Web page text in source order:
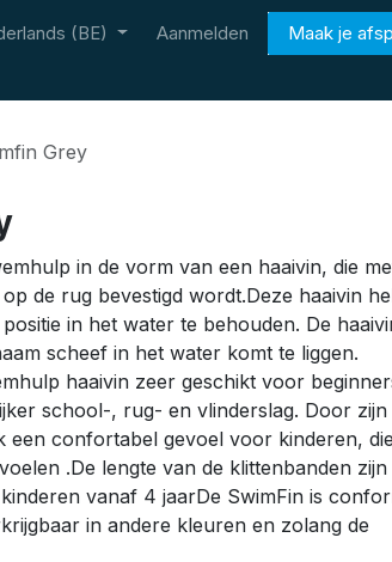
(BE) Aanmelden Maak je
Grey
in de vorm van een haaivin, die
de rug bevestigd wordt.Deze haaivin
in het water te behouden. De
scheef in het water komt te liggen.
haaivin zeer geschikt voor
school-, rug- en vlinderslag. Door zijn
een confortabel gevoel voor kinderen,
.De lengte van de klittenbanden zijn
vanaf 4 jaarDe SwimFin is
in andere kleuren en zolang de